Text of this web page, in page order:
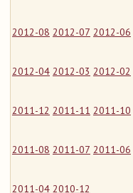
2012-08 2012-07 2012-06
2012-04 2012-03 2012-02
2011-12 2011-11 2011-10
2011-08 2011-07 2011-06
2011-04 2010-12